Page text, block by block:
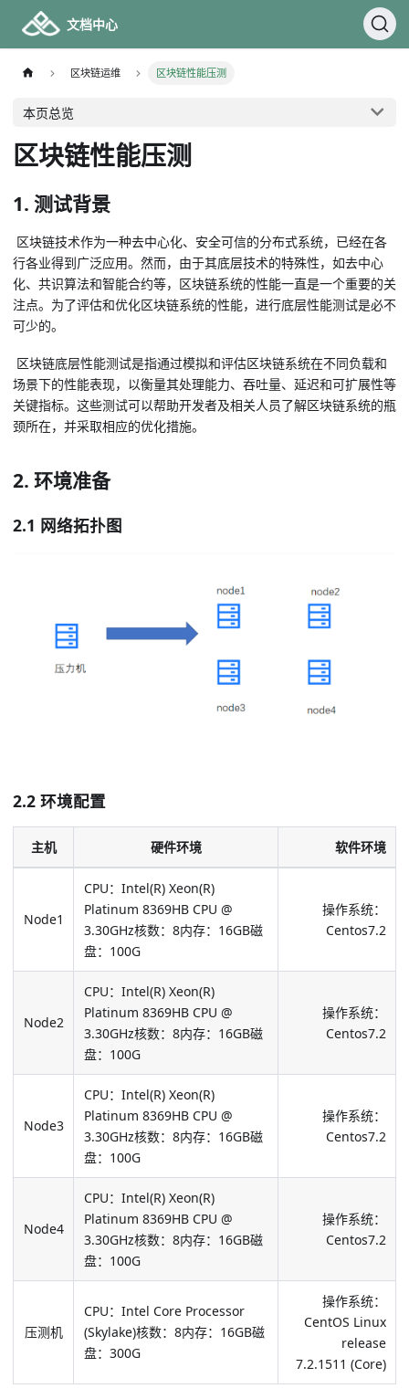
文档中心
区块链运维 区块链性能压测
本页总览
区块链性能压测
1. 测试背景
​ 区块链技术作为一种去中心化、安全可信的分布式系统，已经在各
行各业得到广泛应用。然而，由于其底层技术的特殊性，如去中心
化、共识算法和智能合约等，区块链系统的性能一直是一个重要的关
注点。为了评估和优化区块链系统的性能，进行底层性能测试是必不
可少的。
​ 区块链底层性能测试是指通过模拟和评估区块链系统在不同负载和
场景下的性能表现，以衡量其处理能力、吞吐量、延迟和可扩展性等
关键指标。这些测试可以帮助开发者及相关人员了解区块链系统的瓶
颈所在，并采取相应的优化措施。
2. 环境准备
2.1 网络拓扑图
2.2 环境配置
主机 硬件环境 软件环境
Node1
CPU：Intel(R) Xeon(R)
Platinum 8369HB CPU @
3.30GHz核数：8内存：16GB磁
盘：100G
操作系统：
Centos7.2
Node2
CPU：Intel(R) Xeon(R)
Platinum 8369HB CPU @
3.30GHz核数：8内存：16GB磁
盘：100G
操作系统：
Centos7.2
Node3
CPU：Intel(R) Xeon(R)
Platinum 8369HB CPU @
3.30GHz核数：8内存：16GB磁
盘：100G
操作系统：
Centos7.2
Node4
CPU：Intel(R) Xeon(R)
Platinum 8369HB CPU @
3.30GHz核数：8内存：16GB磁
盘：100G
操作系统：
Centos7.2
压测机
CPU：Intel Core Processor
(Skylake)核数：8内存：16GB磁
盘：300G
操作系统：
CentOS Linux
release
7.2.1511 (Core)